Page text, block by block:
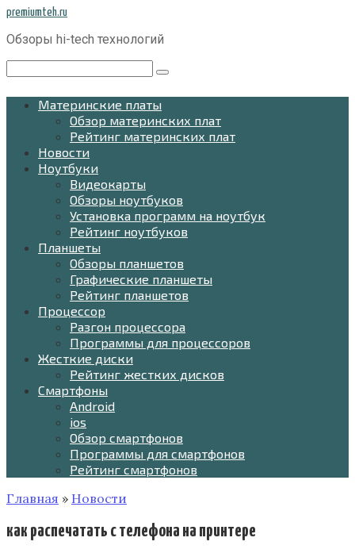
Перейти
контенту
premiumteh.ru
Обзоры hi-tech технологий
Материнские платы
Обзор материнских плат
Рейтинг материнских плат
Новости
Ноутбуки
Видеокарты
Обзоры ноутбуков
Установка программ на ноутбук
Рейтинг ноутбуков
Планшеты
Обзоры планшетов
Графические планшеты
Рейтинг планшетов
Процессор
Разгон процессора
Программы для процессоров
Жесткие диски
Рейтинг жестких дисков
Смартфоны
Android
ios
Обзор смартфонов
Программы для смартфонов
Рейтинг смартфонов
Главная » Новости
как распечатать с телефона на принтере